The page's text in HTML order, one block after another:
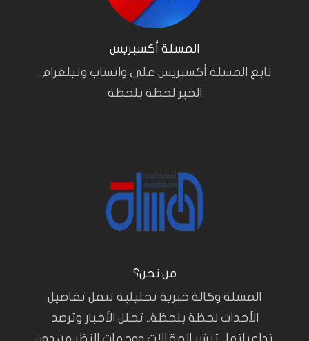
المسلة أكسبريس
تابع المسلة أكسبريس على واتساب وتيلغرام..
الخبر لحظة بلحظة
من نحن؟
المسلة وكالة خبرية تحليلية تنقل تفاصيل
الأحداث لحظة بلحظة.. تحلل الأخبار وترصد